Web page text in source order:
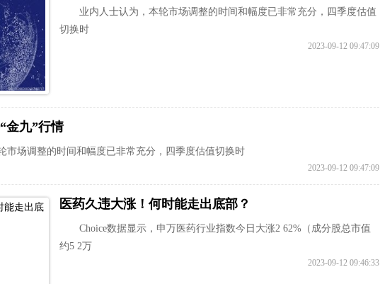
业内人士认为，本轮市场调整的时间和幅度已非常充分，四季度估值
切换时
2023-09-12 09:47:09
金九”行情
市场调整的时间和幅度已非常充分，四季度估值切换时
2023-09-12 09:47:09
医药久违大涨！何时能走出底部？
Choice数据显示，申万医药行业指数今日大涨2 62%（成分股总市值
约5 2万
2023-09-12 09:46:33